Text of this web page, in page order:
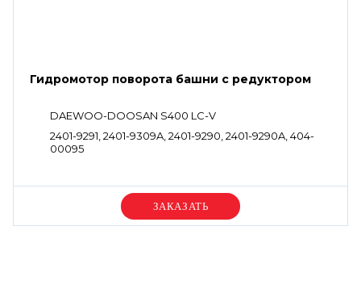
Гидромотор поворота башни с редуктором
DAEWOO-DOOSAN S400 LC-V
2401-9291, 2401-9309A, 2401-9290, 2401-9290A, 404-
00095
Уточняйте цену